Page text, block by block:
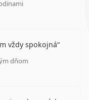
5
vždy spokojná
dňom
5